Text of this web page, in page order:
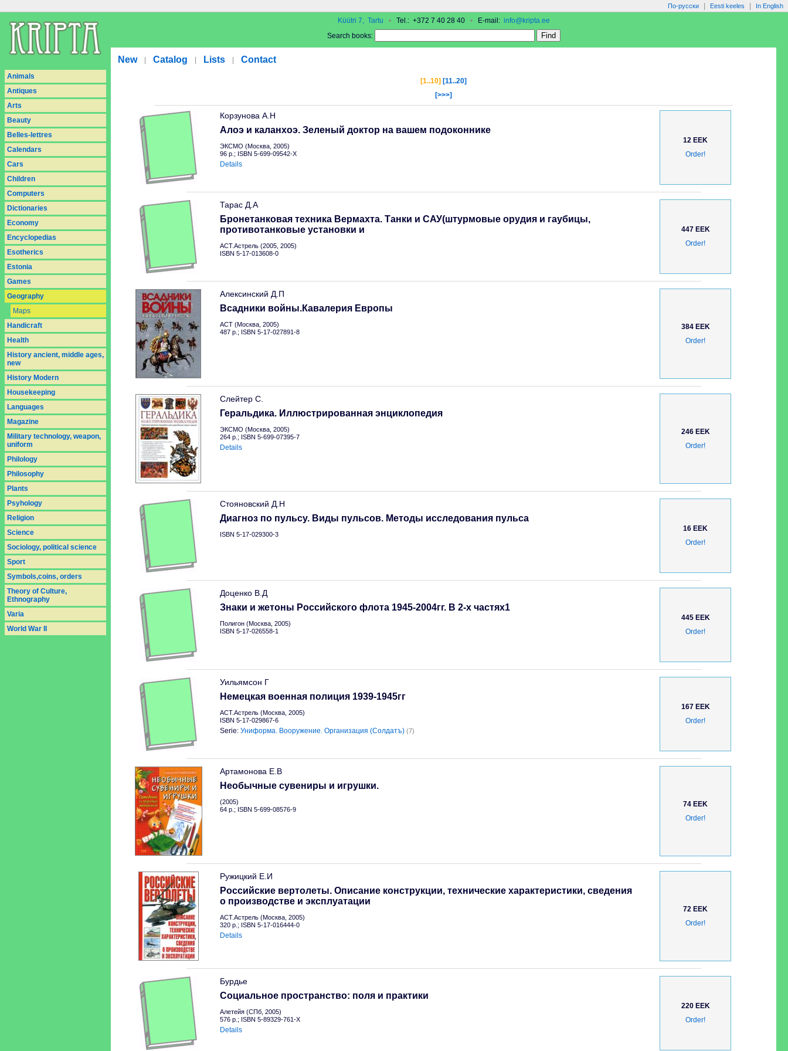
По-русски Eesti keeles In English
Küütri 7, Tartu •Tel.: +372 7 40 28 40 •E-mail: info@kripta.ee
Search books:
New Catalog Lists Contact
Animals
Antiques
Arts
Beauty
Belles-lettres
Calendars
Cars
Children
Computers
Dictionaries
Economy
Encyclopedias
Esotherics
Estonia
Games
Geography
Maps
Handicraft
Health
History ancient, middle ages,
new
History Modern
Housekeeping
Languages
Magazine
Military technology, weapon,
uniform
Philology
Philosophy
Plants
Psyhology
Religion
Science
Sociology, political science
Sport
Symbols,coins, orders
Theory of Culture,
Ethnography
Varia
World War II
[1..10] [11..20]
[>>>]
Корзунова А.Н
Алоэ и каланхоэ. Зеленый доктор на вашем подоконнике
ЭКСМО (Москва, 2005)
96 p.; ISBN 5-699-09542-X
Details
12 EEK
Order!
Тарас Д.А
Бронетанковая техника Вермахта. Танки и САУ(штурмовые орудия и гаубицы,
противотанковые установки и
АСТ.Астрель (2005, 2005)
ISBN 5-17-013608-0
447 EEK
Order!
Алексинский Д.П
Всадники войны.Кавалерия Европы
АСТ (Москва, 2005)
487 p.; ISBN 5-17-027891-8
384 EEK
Order!
Слейтер С.
Геральдика. Иллюстрированная энциклопедия
ЭКСМО (Москва, 2005)
264 p.; ISBN 5-699-07395-7
Details
246 EEK
Order!
Стояновский Д.Н
Диагноз по пульсу. Виды пульсов. Методы исследования пульса
ISBN 5-17-029300-3
16 EEK
Order!
Доценко В.Д
Знаки и жетоны Российского флота 1945-2004гг. В 2-х частях1
Полигон (Москва, 2005)
ISBN 5-17-026558-1
445 EEK
Order!
Уильямсон Г
Немецкая военная полиция 1939-1945гг
АСТ.Астрель (Москва, 2005)
ISBN 5-17-029867-6
Serie: Униформа. Вооружение. Организация (Солдатъ) (7)
167 EEK
Order!
Артамонова Е.В
Необычные сувениры и игрушки.
(2005)
64 p.; ISBN 5-699-08576-9
74 EEK
Order!
Ружицкий Е.И
Российские вертолеты. Описание конструкции, технические характеристики, сведения
о производстве и эксплуатации
АСТ.Астрель (Москва, 2005)
320 p.; ISBN 5-17-016444-0
Details
72 EEK
Order!
Бурдье
Социальное пространство: поля и практики
Алетейя (СПб, 2005)
576 p.; ISBN 5-89329-761-X
Details
220 EEK
Order!